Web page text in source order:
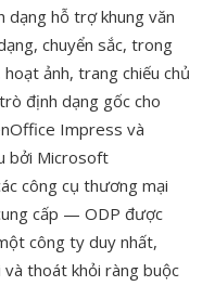
dạng hỗ trợ khung văn
chuyển sắc, trong
ảnh, trang chiếu chủ
định dạng gốc cho
Impress và
bởi Microsoft
công cụ thương mại
cấp — ODP được
công ty duy nhất,
và thoát khỏi ràng buộc